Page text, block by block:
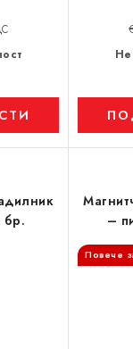
бр.
–
Повече